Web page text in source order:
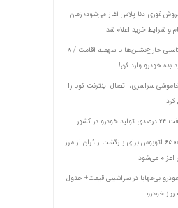
فوری دنا پلاس آغاز می‌شود؛ زمان
و شرایط خرید اعلام شد
کاسبی خارج‌نشین‌ها با سهمیه اقامت / ۸
بده خودرو وارد کن!
سراسری، اتصال اینترنت کوبا را
تولید خودرو در کشور
۶۵۰۰ اتوبوس برای بازگشت زائران از مرز
اعزام می‌شود
بی‌مهابا در سراشیبی قیمت+ جدول
خودرو